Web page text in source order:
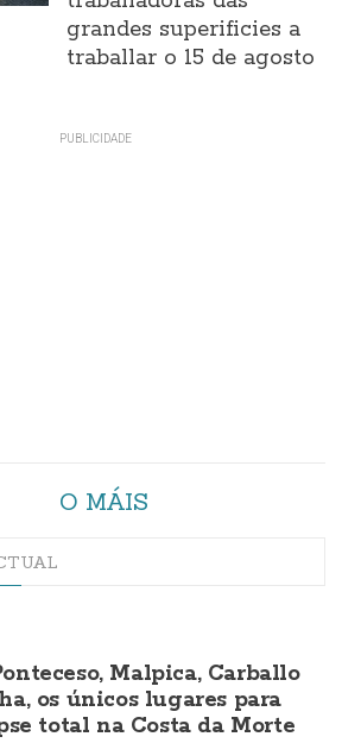
grandes superificies a
traballar o 15 de agosto
O MÁIS
Malpica, Carballo
os únicos lugares para
total na Costa da Morte